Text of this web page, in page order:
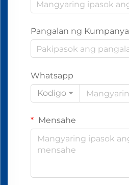
Pangalan ng Kumpanya
Whatsapp
Kodigo
Mensahe